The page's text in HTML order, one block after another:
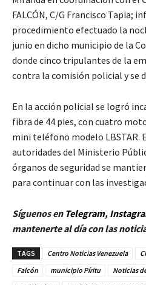
FALCÓN, C/G Francisco Tapia;
procedimiento efectuado la
junio en dicho municipio de la
donde cinco tripulantes de la
contra la comisión policial y se
En la acción policial se logró
fibra de 44 pies, con cuatro
mini teléfono modelo LBSTAR.
autoridades del Ministerio
órganos de seguridad se
para continuar con las
Síguenos en Telegram,
mantenerte al día con las
TAGS Centro Noticias Venezuela
Falcón
municipio Píritu
Noticias